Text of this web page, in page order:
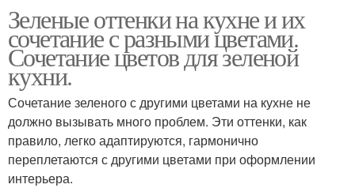
Зеленые оттенки на кухне и их
сочетание с разными цветами.
Сочетание цветов для зеленой
кухни.
Сочетание зеленого с другими цветами на кухне не
должно вызывать много проблем. Эти оттенки, как
правило, легко адаптируются, гармонично
переплетаются с другими цветами при оформлении
интерьера.